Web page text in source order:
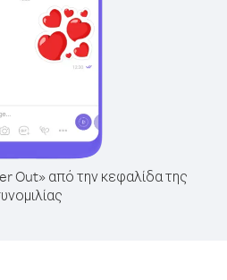
Out» από την κεφαλίδα της